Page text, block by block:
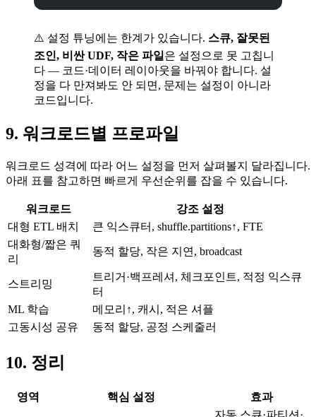
⚠️ 설정 튜닝에는 한계가 있습니다. 스큐, 잘못된
조인, 비싼 UDF, 작은 파일 은 설정으로 못 고칩니
다 — 코드·데이터 레이아웃을 바꿔야 합니다. 설
정을 다 만져봐도 안 되면, 문제는 설정이 아니라
코드입니다.
9. 워크로드별 프로파일
워크로드 성격에 따라 어느 설정을 먼저 살펴볼지 달라집니다.
아래 표를 참고하면 빠르게 우선순위를 잡을 수 있습니다.
워크로드
강조 설정
대형 ETL 배치
큰 익스큐터, shuffle.partitions↑, FTE
대화형/짧은 쿼
리
동적 할당, 작은 지연, broadcast
스트리밍
트리거·백프레셔, 체크포인트, 적정 익스큐
터
ML 학습
메모리↑, 캐시, 적은 셔플
고동시성 공유
동적 할당, 공정 스케줄러
10. 정리
영역 핵심 설정 효과
자동 스큐·파티션·